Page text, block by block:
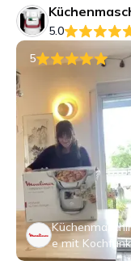
5.0
5
e mit
on i-